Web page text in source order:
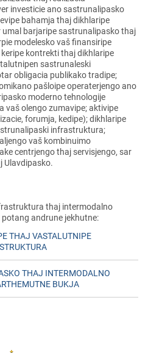
investicie ano sastrunalipasko
bahamja thaj dikhlaripe
barjaripe sastrunalipasko thaj
modelesko vaš finansiripe
kontrekti thaj dikhlaripe
sastrunaleski
obligacia publikako tradipe;
pašloipe operaterjengo ano
moderno tehnologije
vaš olengo zumavipe; aktivipe
forumja, kedipe); dikhlaripe
infrastruktura;
vaš kombinuimo
centrjengo thaj servisjengo, sar
Ulavdipasko.
thaj intermodalno
andrune jekhutne:
THAJ VASTALUTNIPE
THAJ INTERMODALNO
BUKJA